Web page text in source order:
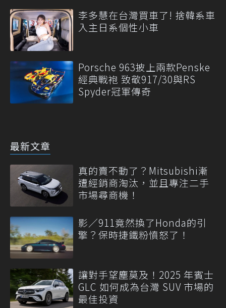
李多慧在台灣買車了! 捨韓系車
入主日系個性小車
Porsche 963披上兩款Penske
經典戰袍 致敬917/30與RS
Spyder冠軍傳奇
最新文章
真的賣不動了？Mitsubishi漸
遭經銷商淘汰，並且專注二手
市場尋商機！
影／911竟然換了Honda的引
擎？保時捷鐵粉憤怒了！
讓對手望塵莫及！2025 年賓士
GLC 如何成為台灣 SUV 市場的
最佳投資